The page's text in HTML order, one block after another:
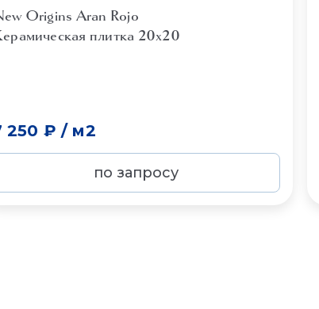
Origins Aran Rojo
плитка 20x20
250 ₽ / м2
по запросу